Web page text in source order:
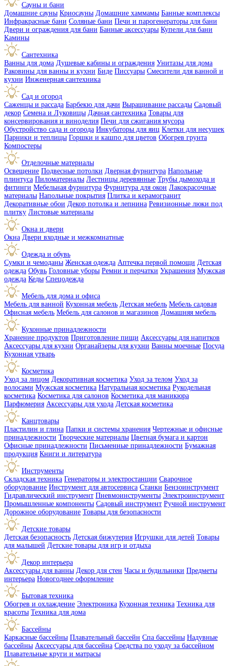
Сауны и бани
Домашние сауны Криосауны Домашние хаммамы Банные комплексы
Инфракрасные бани Соляные бани Печи и парогенераторы для бани
Двери и ограждения для бани Банные аксессуары Купели для бани
Камины
Сантехника
Ванны для дома Душевые кабины и ограждения Унитазы для дома
Раковины для ванны и кухни Биде Писсуары Смесители для ванной и
кухни Инженерная сантехника
Сад и огород
Саженцы и рассада Барбекю для дачи Выращивание рассады Садовый
декор Семена и Луковицы Дачная сантехника Товары для
консервирования и виноделия Печи для сжигания мусора
Обустройство сада и огорода Инкубаторы для яиц Клетки для несушек
Парники и теплицы Горшки и кашпо для цветов Обогрев грунта
Компостеры
Отделочные материалы
Освещение Подвесные потолки Дверная фурнитура Напольные
плинтуса Пиломатериалы Лестницы деревянные Трубы дымохода и
фитинги Мебельная фурнитура Фурнитура для окон Лакокрасочные
материалы Напольные покрытия Плитка и керамогранит
Декоративные обои Декор потолка и лепнина Ревизионные люки под
плитку Листовые материалы
Окна и двери
Окна Двери входные и межкомнатные
Одежда и обувь
Сумки и чемоданы Женская одежда Аптечка первой помощи Детская
одежда Обувь Головные уборы Ремни и перчатки Украшения Мужская
одежда Кеды Спецодежда
Мебель для дома и офиса
Мебель для ванной Кухонная мебель Детская мебель Мебель садовая
Офисная мебель Мебель для салонов и магазинов Домашняя мебель
Кухонные принадлежности
Хранение продуктов Приготовление пищи Аксессуары для напитков
Аксессуары для кухни Органайзеры для кухни Ванны моечные Посуда
Кухонная утварь
Косметика
Уход за лицом Декоративная косметика Уход за телом Уход за
волосами Мужская косметика Натуральная косметика Рукодельная
косметика Косметика для салонов Косметика для маникюра
Парфюмерия Аксессуары для ухода Детская косметика
Канцтовары
Пластилин и глина Папки и системы хранения Чертежные и офисные
принадлежности Творческие материалы Цветная бумага и картон
Офисные принадлежности Письменные принадлежности Бумажная
продукция Книги и литература
Инструменты
Складская техника Генераторы и электростанции Сварочное
оборудование Инструмент для автосервиса Станки Бензоинструмент
Гидравлический инструмент Пневмоинструменты Электроинструмент
Промышленные компоненты Садовый инструмент Ручной инструмент
Дорожное оборудование Товары для безопасности
Детские товары
Детская безопасность Детская бижутерия Игрушки для детей Товары
для малышей Детские товары для игр и отдыха
Декор интерьера
Аксессуары для ванны Декор для стен Часы и будильники Предметы
интерьера Новогоднее оформление
Бытовая техника
Обогрев и охлаждение Электроника Кухонная техника Техника для
красоты Техника для дома
Бассейны
Каркасные бассейны Плавательный бассейн Спа бассейны Надувные
бассейны Аксессуары для бассейна Средства по уходу за бассейном
Плавательные круги и матрасы